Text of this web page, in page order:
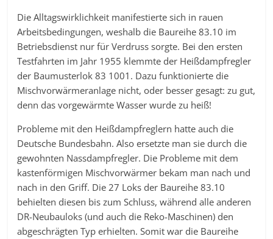
Die Alltagswirklichkeit manifestierte sich in rauen
Arbeitsbedingungen, weshalb die Baureihe 83.10 im
Betriebsdienst nur für Verdruss sorgte. Bei den ersten
Testfahrten im Jahr 1955 klemmte der Heißdampfregler
der Baumusterlok 83 1001. Dazu funktionierte die
Mischvorwärmeranlage nicht, oder besser gesagt: zu gut,
denn das vorgewärmte Wasser wurde zu heiß!
Probleme mit den Heißdampfreglern hatte auch die
Deutsche Bundesbahn. Also ersetzte man sie durch die
gewohnten Nassdampfregler. Die Probleme mit dem
kastenförmigen Mischvorwärmer bekam man nach und
nach in den Griff. Die 27 Loks der Baureihe 83.10
behielten diesen bis zum Schluss, während alle anderen
DR-Neubauloks (und auch die Reko-Maschinen) den
abgeschrägten Typ erhielten. Somit war die Baureihe